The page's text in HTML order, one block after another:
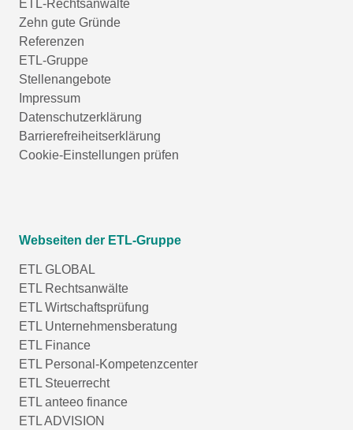
ETL-Rechtsanwälte
Zehn gute Gründe
Referenzen
ETL-Gruppe
Stellenangebote
Impressum
Datenschutzerklärung
Barrierefreiheitserklärung
Cookie-Einstellungen prüfen
Webseiten der ETL-Gruppe
ETL GLOBAL
ETL Rechtsanwälte
ETL Wirtschaftsprüfung
ETL Unternehmensberatung
ETL Finance
ETL Personal-Kompetenzcenter
ETL Steuerrecht
ETL anteeo finance
ETL ADVISION